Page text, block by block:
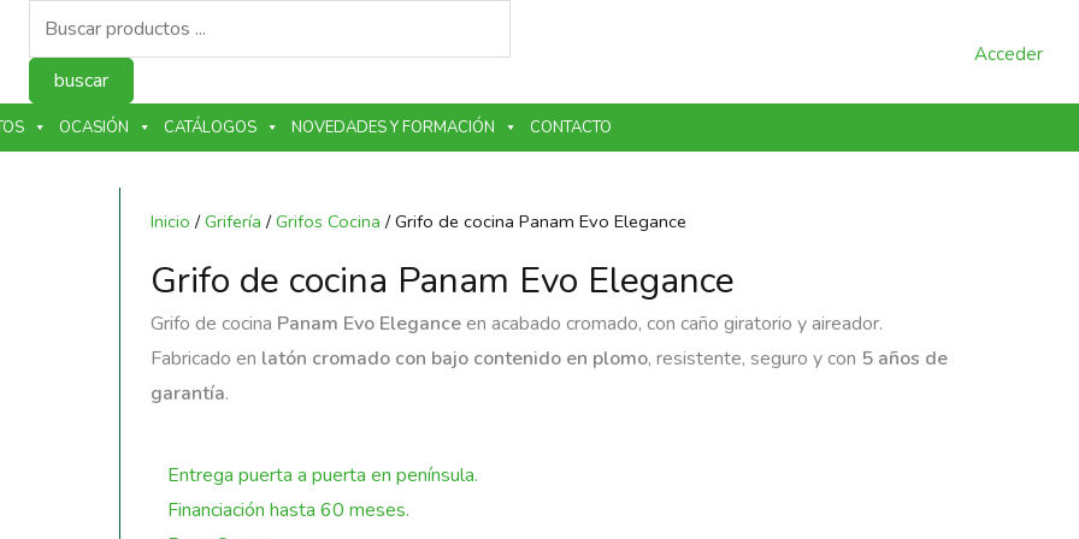
productos
buscar
Acceder
OCASIÓN CATÁLOGOS NOVEDADES Y FORMACIÓN CONTACTO
Inicio /Grifería /Grifos Cocina / Grifo de cocina Panam Evo Elegance
Grifo de cocina Panam Evo Elegance
Grifo de cocina Panam Evo Eleganceen acabado cromado, con caño giratorio y aireador.
Fabricado en latón cromado con bajo contenido en plomo, resistente, seguro y con 5 años de
garantía.
Entrega puerta a puerta en península.
Financiación hasta 60 meses.